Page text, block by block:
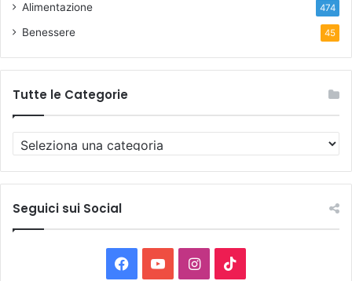
Alimentazione 474
Benessere 45
Tutte le Categorie
u
t
e
Seguici sui Social
I